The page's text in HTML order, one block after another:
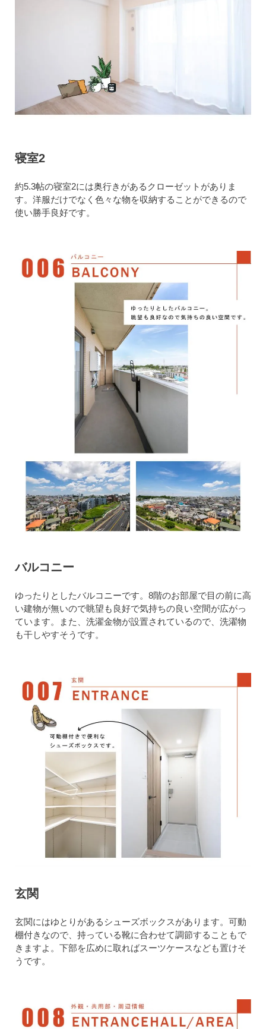
寝室2
約5.3帖の寝室2には奥行きがあるクローゼットがありま
す。洋服だけでなく色々な物を収納することができるので
使い勝手良好です。
バルコニー
ゆったりとしたバルコニーです。8階のお部屋で目の前に高
い建物が無いので眺望も良好で気持ちの良い空間が広がっ
ています。また、洗濯金物が設置されているので、洗濯物
も干しやすそうです。
玄関
玄関にはゆとりがあるシューズボックスがあります。可動
棚付きなので、持っている靴に合わせて調節することもで
きますよ。下部を広めに取ればスーツケースなども置けそ
うです。